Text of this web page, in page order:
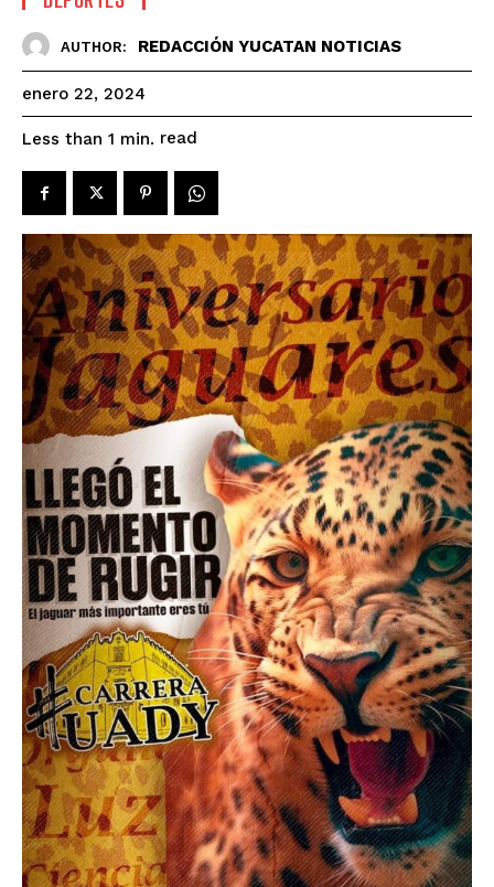
AUTHOR: REDACCIÓN YUCATAN NOTICIAS
enero 22, 2024
Less than 1 min. read